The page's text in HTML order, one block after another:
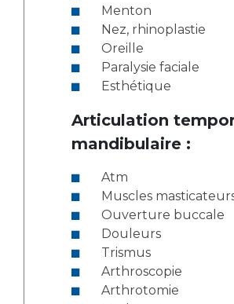
Menton
Nez, rhinoplastie
Oreille
Paralysie faciale
Esthétique
Articulation
mandibulaire :
Atm
Muscles
Ouverture buccale
Douleurs
Trismus
Arthroscopie
Arthrotomie